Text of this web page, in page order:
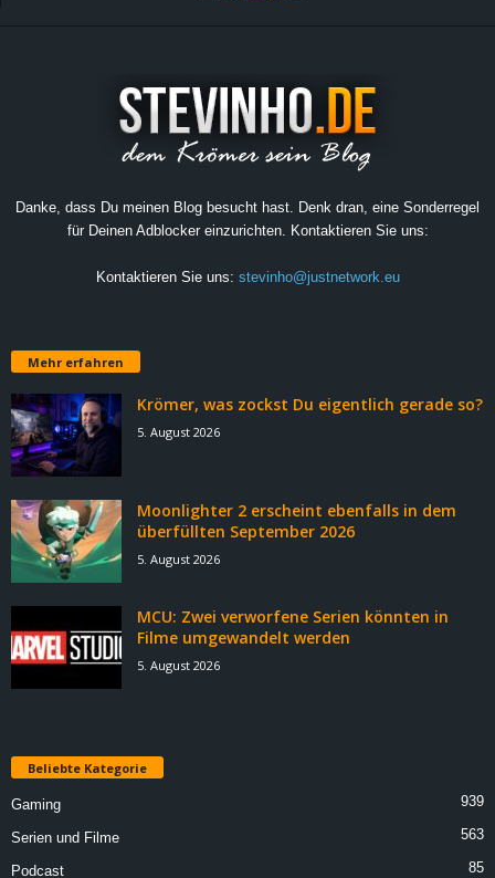
Danke, dass Du meinen Blog besucht hast. Denk dran, eine Sonderregel
für Deinen Adblocker einzurichten. Kontaktieren Sie uns:
Kontaktieren Sie uns: stevinho@justnetwork.eu
Mehr erfahren
Krömer, was zockst Du eigentlich gerade so?
5. August 2026
Moonlighter 2 erscheint ebenfalls in dem
überfüllten September 2026
5. August 2026
MCU: Zwei verworfene Serien könnten in
Filme umgewandelt werden
5. August 2026
Beliebte Kategorie
Gaming 939
Serien und Filme 563
Podcast 85